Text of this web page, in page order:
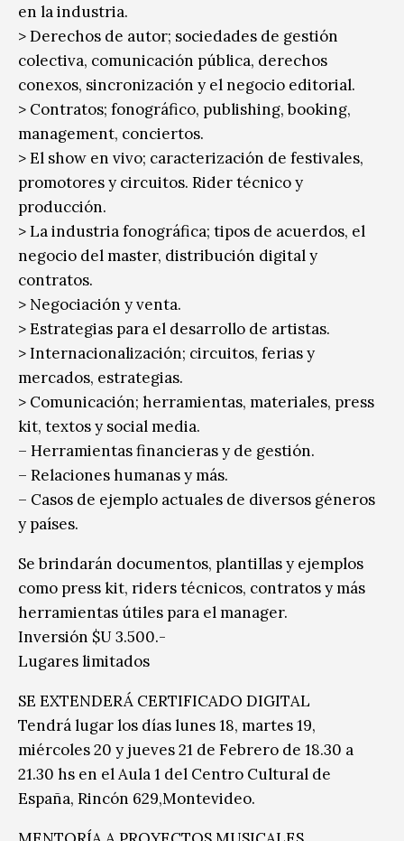
en la industria.
> Derechos de autor; sociedades de gestión
colectiva, comunicación pública, derechos
conexos, sincronización y el negocio editorial.
> Contratos; fonográfico, publishing, booking,
management, conciertos.
> El show en vivo; caracterización de festivales,
promotores y circuitos. Rider técnico y
producción.
> La industria fonográfica; tipos de acuerdos, el
negocio del master, distribución digital y
contratos.
> Negociación y venta.
> Estrategias para el desarrollo de artistas.
> Internacionalización; circuitos, ferias y
mercados, estrategias.
> Comunicación; herramientas, materiales, press
kit, textos y social media.
– Herramientas financieras y de gestión.
– Relaciones humanas y más.
– Casos de ejemplo actuales de diversos géneros
y países.
Se brindarán documentos, plantillas y ejemplos
como press kit, riders técnicos, contratos y más
herramientas útiles para el manager.
Inversión $U 3.500.-
Lugares limitados
SE EXTENDERÁ CERTIFICADO DIGITAL
Tendrá lugar los días lunes 18, martes 19,
miércoles 20 y jueves 21 de Febrero de 18.30 a
21.30 hs en el Aula 1 del Centro Cultural de
España, Rincón 629,Montevideo.